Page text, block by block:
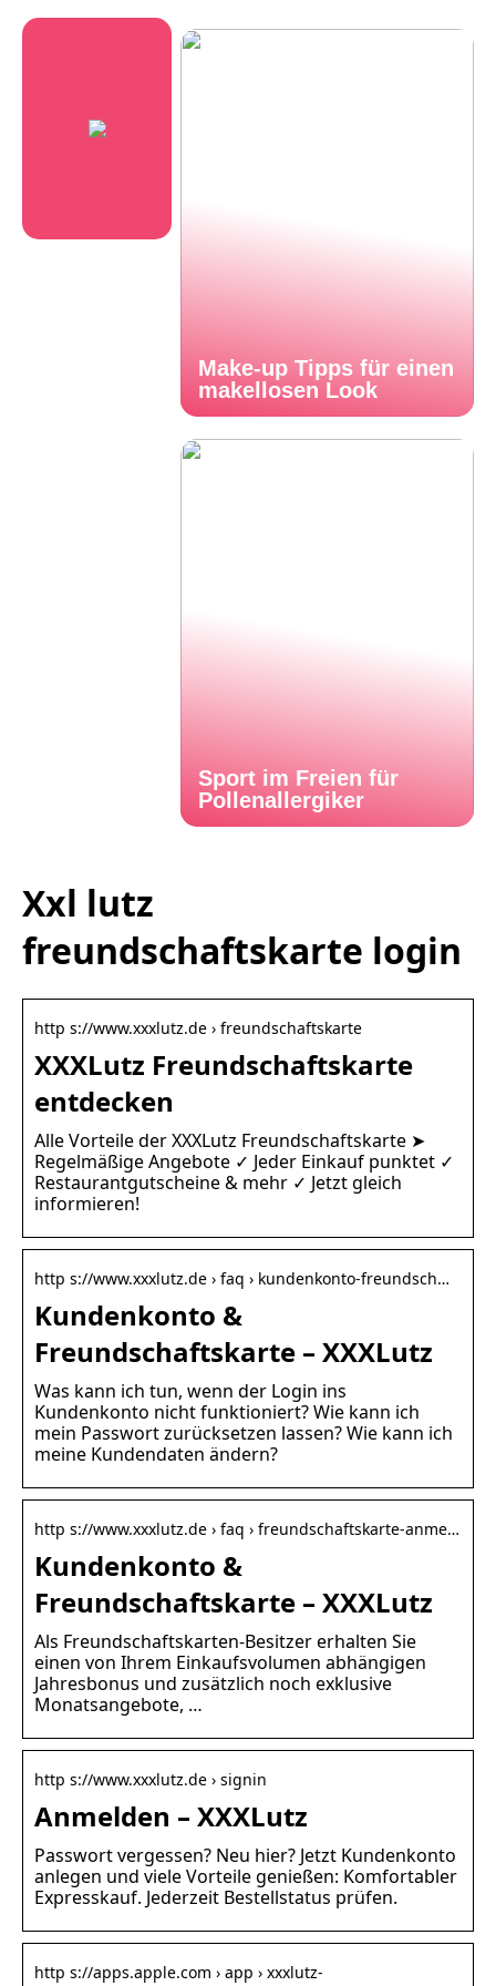
Make-up Tipps für einen
makellosen Look
Sport im Freien für
Pollenallergiker
Xxl lutz
freundschaftskarte login
http s://www.xxxlutz.de › freundschaftskarte
XXXLutz Freundschaftskarte
entdecken
Alle Vorteile der XXXLutz Freundschaftskarte ➤
Regelmäßige Angebote ✓ Jeder Einkauf punktet ✓
Restaurantgutscheine & mehr ✓ Jetzt gleich
informieren!
http s://www.xxxlutz.de › faq › kundenkonto-freundsch…
Kundenkonto &
Freundschaftskarte – XXXLutz
Was kann ich tun, wenn der Login ins
Kundenkonto nicht funktioniert? Wie kann ich
mein Passwort zurücksetzen lassen? Wie kann ich
meine Kundendaten ändern?
http s://www.xxxlutz.de › faq › freundschaftskarte-anme…
Kundenkonto &
Freundschaftskarte – XXXLutz
Als Freundschaftskarten-Besitzer erhalten Sie
einen von Ihrem Einkaufsvolumen abhängigen
Jahresbonus und zusätzlich noch exklusive
Monatsangebote, …
http s://www.xxxlutz.de › signin
Anmelden – XXXLutz
Passwort vergessen? Neu hier? Jetzt Kundenkonto
anlegen und viele Vorteile genießen: Komfortabler
Expresskauf. Jederzeit Bestellstatus prüfen.
http s://apps.apple.com › app › xxxlutz-